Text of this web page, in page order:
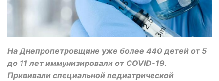
На Днепропетровщине уже более 440 детей от 5
до 11 лет иммунизировали от COVID-19.
Прививали специальной педиатрической